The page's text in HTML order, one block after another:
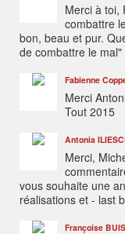
Merci à toi,
combattre
bon, beau et pur.
de combattre le
Fabienne
Merci
Tout 2015
Antonia
Merci,
vous souhaite une
réalisations et - last
Françoise